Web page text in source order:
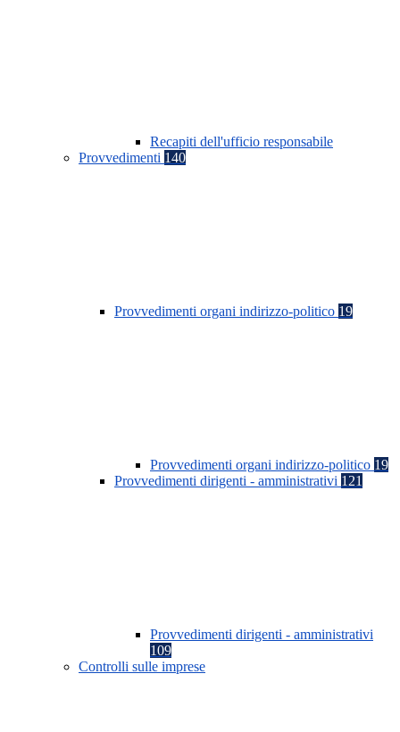
Recapiti dell'ufficio responsabile
Provvedimenti 140
Provvedimenti organi indirizzo-politico 19
Provvedimenti organi indirizzo-politico 19
Provvedimenti dirigenti - amministrativi 121
Provvedimenti dirigenti - amministrativi
109
Controlli sulle imprese